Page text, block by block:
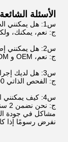
الأسئلة الشائعة
س1: هل يمكنني الحصول على عينة للاختبار؟
ج: نعم، يمكنك،
س2: هل يمكنني إضافة شعاري على الملابس؟
ج: نعم، OEM و ODM متاحة.
س3: هل لديك إجراءات فحص للمنتجات؟
ج: الفحص الذاتي 100% قبل التعبئة.
س4: كيف يمكنني الحصول على خدمة ما بعد الشراء؟
ج:
مشاكل في جودة
نفرض رسومًا إذا